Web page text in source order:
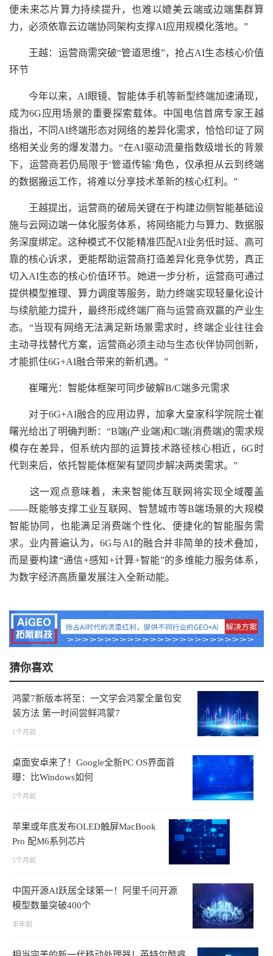
便未来芯片算力持续提升，也难以媲美云端或边端集群算
力，必须依靠云边端协同架构支撑AI应用规模化落地。”
王越：运营商需突破“管道思维”，抢占AI生态核心价值
环节
今年以来，AI眼镜、智能体手机等新型终端加速涌现，
成为6G应用场景的重要探索载体。中国电信首席专家王越
指出，不同AI终端形态对网络的差异化需求，恰恰印证了网
络相关业务的爆发潜力。“在AI驱动流量指数级增长的背景
下，运营商若仍局限于‘管道传输’角色，仅承担从云到终端
的数据搬运工作，将难以分享技术革新的核心红利。”
王越提出，运营商的破局关键在于构建边侧智能基础设
施与云网边端一体化服务体系，将网络能力与算力、数据服
务深度绑定。这种模式不仅能精准匹配AI业务低时延、高可
靠的核心诉求，更能帮助运营商打造差异化竞争优势，真正
切入AI生态的核心价值环节。她进一步分析，运营商可通过
提供模型推理、算力调度等服务，助力终端实现轻量化设计
与续航能力提升，最终形成终端厂商与运营商双赢的产业生
态。“当现有网络无法满足新场景需求时，终端企业往往会
主动寻找替代方案，运营商必须主动与生态伙伴协同创新，
才能抓住6G+AI融合带来的新机遇。”
崔曙光：智能体框架可同步破解B/C端多元需求
对于6G+AI融合的应用边界，加拿大皇家科学院院士崔
曙光给出了明确判断：“B端(产业端)和C端(消费端)的需求规
模存在差异，但系统内部的运算技术路径核心相近，6G时
代到来后，依托智能体框架有望同步解决两类需求。”
这一观点意味着，未来智能体互联网将实现全域覆盖
——既能够支撑工业互联网、智慧城市等B端场景的大规模
智能协同，也能满足消费端个性化、便捷化的智能服务需
求。业内普遍认为，6G与AI的融合并非简单的技术叠加，
而是要构建“通信+感知+计算+智能”的多维能力服务体系，
为数字经济高质量发展注入全新动能。
猜你喜欢
鸿蒙7新版本将至：一文学会鸿蒙全量包安
装方法 第一时间尝鲜鸿蒙7
1个月前
桌面安卓来了！Google全新PC OS界面首
曝：比Windows如何
2个月前
苹果或年底发布OLED触屏MacBook
Pro 配M6系列芯片
5个月前
中国开源AI跃居全球第一！阿里千问开源
模型数量突破400个
半年前